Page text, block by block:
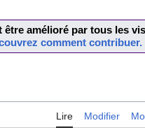
être amélioré par tous les
comment contribuer.
Lire Modifier